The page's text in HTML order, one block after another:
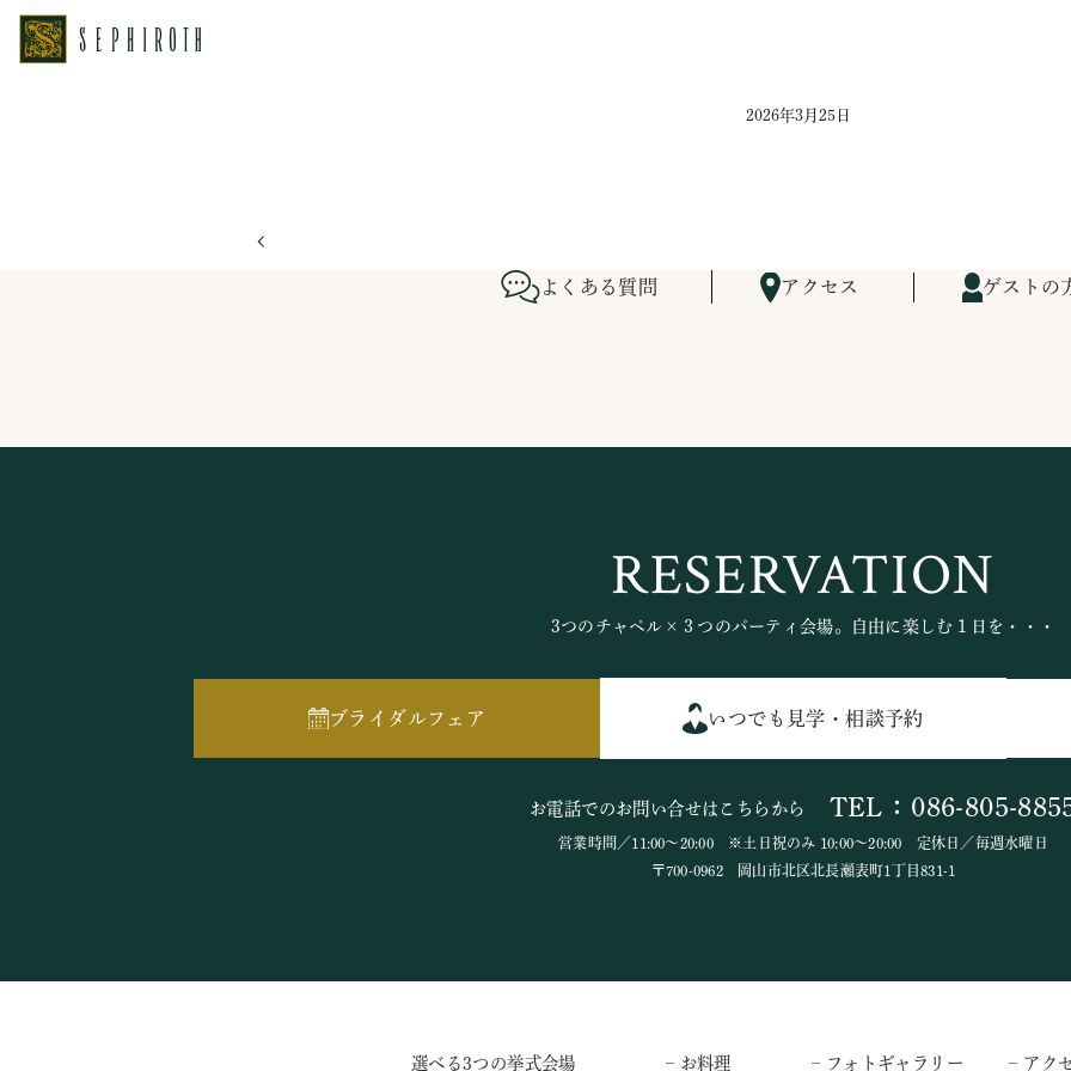
2026年3月25日
よくある質問 アクセス ゲストの
RESERVATION
3つのチャペル×３つのパーティ会場。自由に楽しむ１日を・・・
ブライダルフェア いつでも見学・相談予約
お電話でのお問い合せはこちらから TEL：086-805-
営業時間／11:00～20:00 ※土日祝のみ 10:00～20:00 定休日／毎週水曜日
〒700-0962 岡山市北区北長瀬表町1丁目831-1
選べる3つの挙式会場 – お料理 – フォトギャラリー – アク